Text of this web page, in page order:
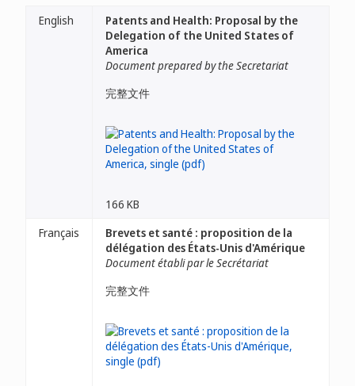
English
Patents and Health: Proposal by the
Delegation of the United States of
America
Document prepared by the Secretariat
完整文件
166 KB
Français
Brevets et santé : proposition de la
délégation des États-Unis d'Amérique
Document établi par le Secrétariat
完整文件